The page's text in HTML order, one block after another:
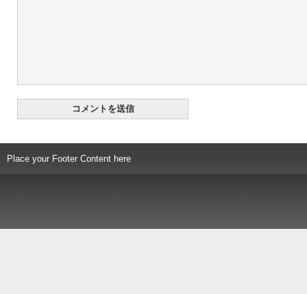
Place your Footer Content here